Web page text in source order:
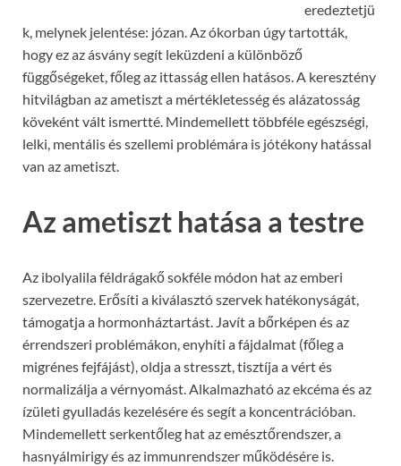
eredeztetjü
k, melynek jelentése: józan. Az ókorban úgy tartották,
hogy ez az ásvány segít leküzdeni a különböző
függőségeket, főleg az ittasság ellen hatásos. A keresztény
hitvilágban az ametiszt a mértékletesség és alázatosság
köveként vált ismertté. Mindemellett többféle egészségi,
lelki, mentális és szellemi problémára is jótékony hatással
van az ametiszt.
Az ametiszt hatása a testre
Az ibolyalila féldrágakő sokféle módon hat az emberi
szervezetre. Erősíti a kiválasztó szervek hatékonyságát,
támogatja a hormonháztartást. Javít a bőrképen és az
érrendszeri problémákon, enyhíti a fájdalmat (főleg a
migrénes fejfájást), oldja a stresszt, tisztíja a vért és
normalizálja a vérnyomást. Alkalmazható az ekcéma és az
ízületi gyulladás kezelésére és segít a koncentrációban.
Mindemellett serkentőleg hat az emésztőrendszer, a
hasnyálmirigy és az immunrendszer működésére is.